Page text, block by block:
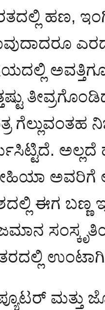
ಹಣ,
ಗೆಲ್ಲುವಂತಹ
ಅಲ್ಲದೆ
ಅವರಿಗೆ ಆ
ಈಗ ಬಣ್ಣ
ಮತ್ತು